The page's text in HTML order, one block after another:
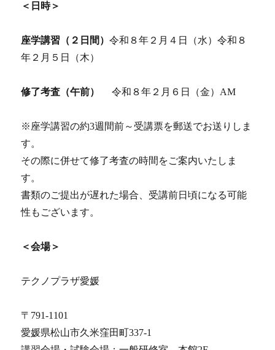
＜日時＞
座学講習（２日間）令和８年２月４日（水）令和８
年２月５日（木）
修了考査（午前）令和８年２月６日（金）AM
※座学講習の約3週間前～受講票を郵送でお送りしま
す。
その際に併せて修了考査の時間をご案内いたしま
す。
書類のご提出が遅れた場合、受講前日頃になる可能
性もございます。
＜会場＞
テクノプラザ愛媛
〒791-1101
愛媛県松山市久米窪田町337-1